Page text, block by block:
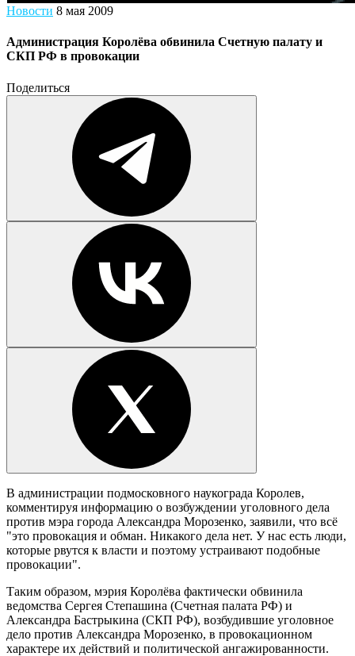
Новости 8 мая 2009
Администрация Королёва обвинила Счетную палату и
СКП РФ в провокации
Поделиться
В администрации подмосковного наукограда Королев,
комментируя информацию о возбуждении уголовного дела
против мэра города Александра Морозенко, заявили, что всё
"это провокация и обман. Никакого дела нет. У нас есть люди,
которые рвутся к власти и поэтому устраивают подобные
провокации".
Таким образом, мэрия Королёва фактически обвинила
ведомства Сергея Степашина (Счетная палата РФ) и
Александра Бастрыкина (СКП РФ), возбудившие уголовное
дело против Александра Морозенко, в провокационном
характере их действий и политической ангажированности.